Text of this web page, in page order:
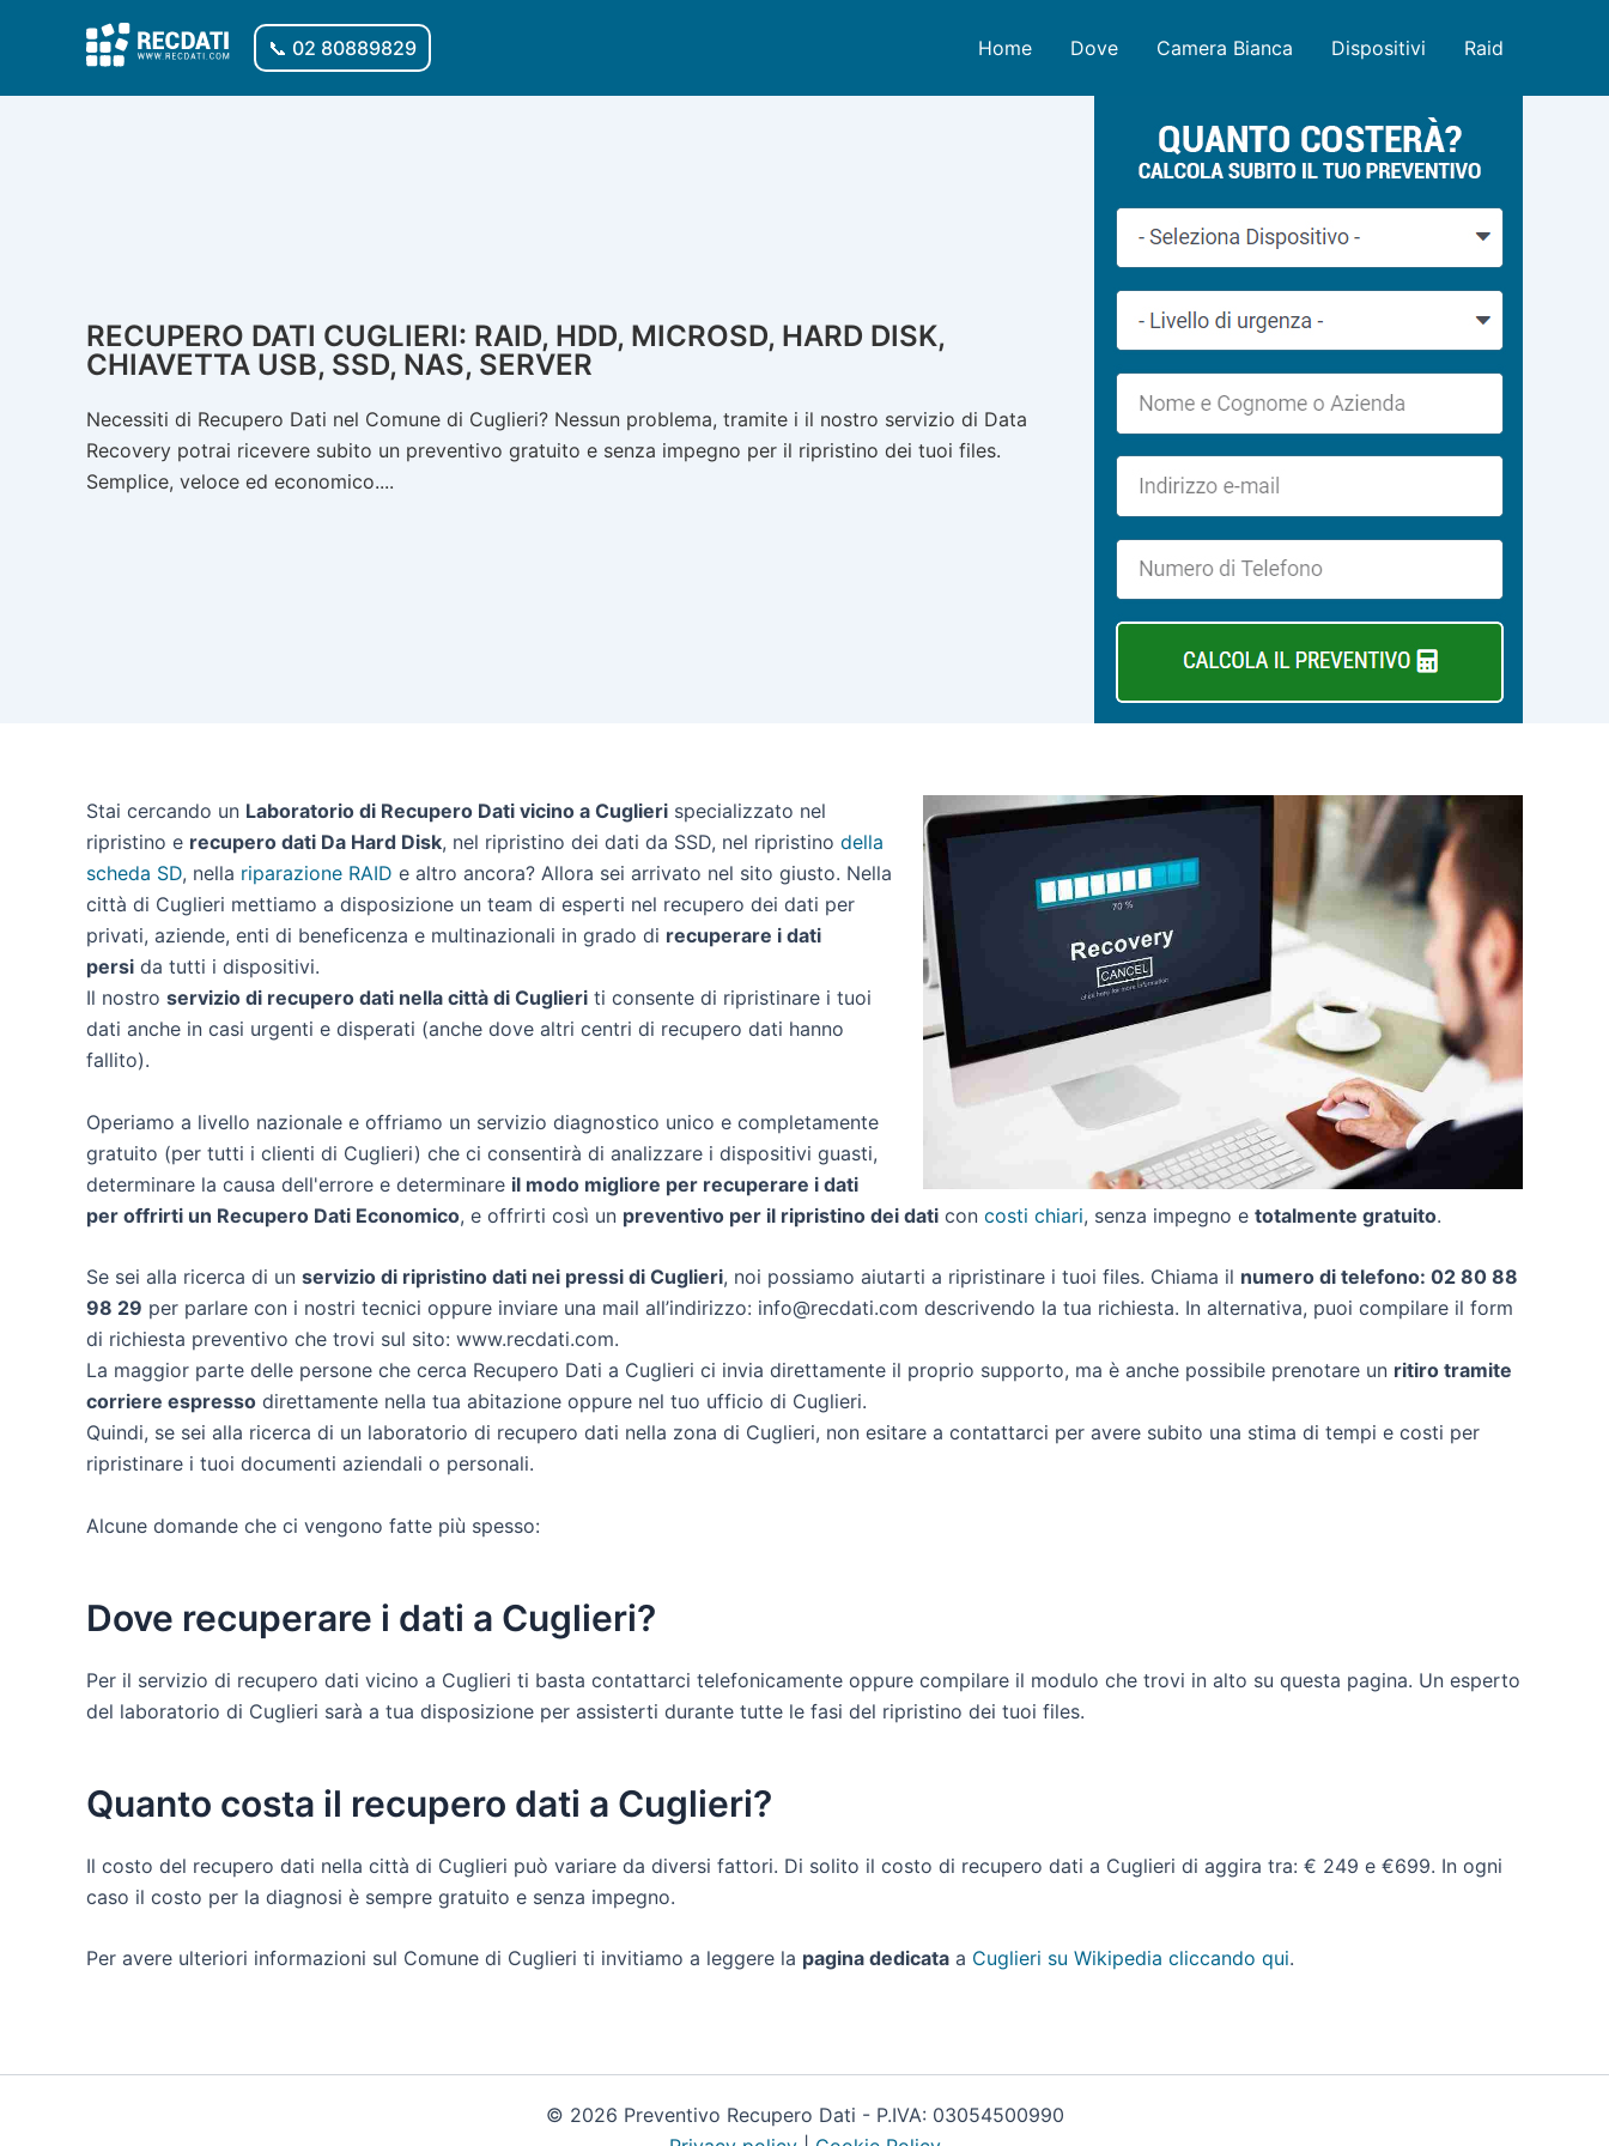
📞 02 80889829 Home Dove Camera Bianca Dispositivi Raid
RECUPERO DATI CUGLIERI: RAID, HDD, MICROSD, HARD DISK,
CHIAVETTA USB, SSD, NAS, SERVER
Necessiti di Recupero Dati nel Comune di Cuglieri? Nessun problema, tramite i il nostro servizio di Data
Recovery potrai ricevere subito un preventivo gratuito e senza impegno per il ripristino dei tuoi files.
Semplice, veloce ed economico....
Stai cercando un Laboratorio di Recupero Dati vicino a Cuglieri specializzato nel
ripristino e recupero dati Da Hard Disk, nel ripristino dei dati da SSD, nel ripristino della
scheda SD, nella riparazione RAID e altro ancora? Allora sei arrivato nel sito giusto. Nella
città di Cuglieri mettiamo a disposizione un team di esperti nel recupero dei dati per
privati, aziende, enti di beneficenza e multinazionali in grado di recuperare i dati
persi da tutti i dispositivi.
Il nostro servizio di recupero dati nella città di Cuglieri ti consente di ripristinare i tuoi
dati anche in casi urgenti e disperati (anche dove altri centri di recupero dati hanno
fallito).
Operiamo a livello nazionale e offriamo un servizio diagnostico unico e completamente
gratuito (per tutti i clienti di Cuglieri) che ci consentirà di analizzare i dispositivi guasti,
determinare la causa dell'errore e determinare il modo migliore per recuperare i dati
per offrirti un Recupero Dati Economico, e offrirti così un preventivo per il ripristino dei dati con costi chiari, senza impegno e totalmente gratuito.
Se sei alla ricerca di un servizio di ripristino dati nei pressi di Cuglieri, noi possiamo aiutarti a ripristinare i tuoi files. Chiama il numero di telefono: 02 80 88
98 29 per parlare con i nostri tecnici oppure inviare una mail all’indirizzo: info@recdati.com descrivendo la tua richiesta. In alternativa, puoi compilare il form
di richiesta preventivo che trovi sul sito: www.recdati.com.
La maggior parte delle persone che cerca Recupero Dati a Cuglieri ci invia direttamente il proprio supporto, ma è anche possibile prenotare un ritiro tramite
corriere espresso direttamente nella tua abitazione oppure nel tuo ufficio di Cuglieri.
Quindi, se sei alla ricerca di un laboratorio di recupero dati nella zona di Cuglieri, non esitare a contattarci per avere subito una stima di tempi e costi per
ripristinare i tuoi documenti aziendali o personali.
Alcune domande che ci vengono fatte più spesso:
Dove recuperare i dati a Cuglieri?
Per il servizio di recupero dati vicino a Cuglieri ti basta contattarci telefonicamente oppure compilare il modulo che trovi in alto su questa pagina. Un esperto
del laboratorio di Cuglieri sarà a tua disposizione per assisterti durante tutte le fasi del ripristino dei tuoi files.
Quanto costa il recupero dati a Cuglieri?
Il costo del recupero dati nella città di Cuglieri può variare da diversi fattori. Di solito il costo di recupero dati a Cuglieri di aggira tra: € 249 e €699. In ogni
caso il costo per la diagnosi è sempre gratuito e senza impegno.
Per avere ulteriori informazioni sul Comune di Cuglieri ti invitiamo a leggere la pagina dedicata a Cuglieri su Wikipedia cliccando qui.
© 2026 Preventivo Recupero Dati - P.IVA: 03054500990